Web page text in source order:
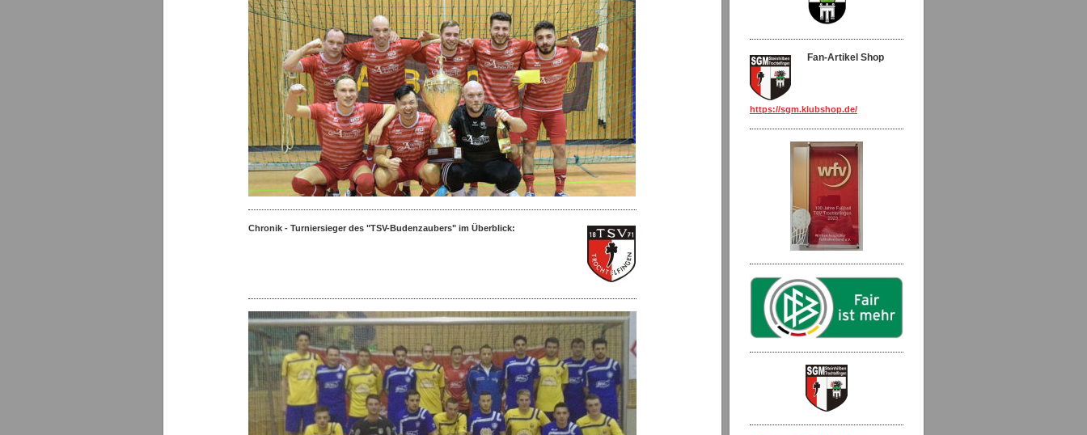
Chronik - Turniersieger des "TSV-Budenzaubers" im Überblick:
Fan-Artikel Shop
https://sgm.klubshop.de/